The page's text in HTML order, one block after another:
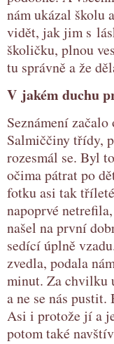
nám ukázal školu
vidět, jak jim s
školičku, plnou
tu správně a že
V jakém duchu
Seznámení
Salmiččiny třídy,
rozesmál se. Byl
očima pátrat po
fotku asi tak
napoprvé
našel na první
sedící úplně
zvedla, podala
minut. Za chvilku
a ne se nás
Asi i protože jí a
potom také